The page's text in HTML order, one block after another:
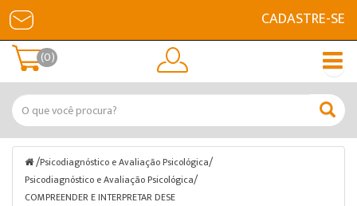
CADASTRE-SE
(0)
/Psicodiagnóstico e Avaliação Psicológica/
Psicodiagnóstico e Avaliação Psicológica/
COMPREENDER E INTERPRETAR DESE